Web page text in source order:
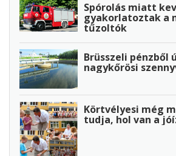
Spórolás miatt
gyakorlatoztak a
tűzoltók
Brüsszeli pénzből
nagykőrösi
Körtvélyesi még
tudja, hol van a